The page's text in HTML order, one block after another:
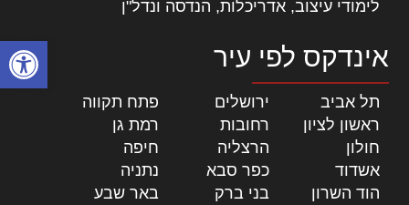
פתח
לימודי עיצוב, אדריכלות, הנדסה ונדל"ן
אינדקס לפי עיר
תל אביב ירושלים פתח תקווה
ראשון לציון
רחובות רמת גן
חולון
הרצליה חיפה
אשדוד
כפר סבא נתניה
הוד השרון
בני ברק באר שבע